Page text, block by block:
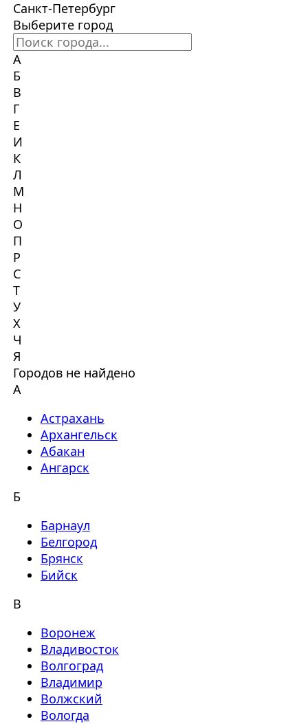
Санкт-Петербург
Выберите город
А
Б
В
Г
Е
И
К
Л
М
Н
О
П
Р
С
Т
У
Х
Ч
Я
Городов не найдено
А
Астрахань
Архангельск
Абакан
Ангарск
Б
Барнаул
Белгород
Брянск
Бийск
В
Воронеж
Владивосток
Волгоград
Владимир
Волжский
Вологда